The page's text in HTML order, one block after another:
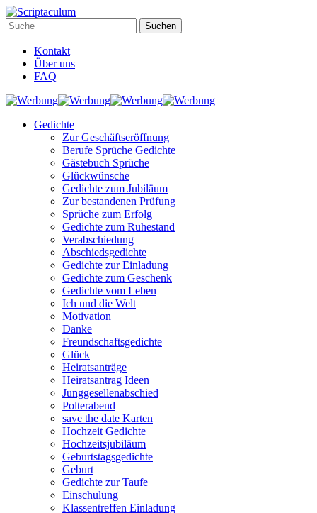
Kontakt
Über uns
FAQ
Gedichte
Zur Geschäftseröffnung
Berufe Sprüche Gedichte
Gästebuch Sprüche
Glückwünsche
Gedichte zum Jubiläum
Zur bestandenen Prüfung
Sprüche zum Erfolg
Gedichte zum Ruhestand
Verabschiedung
Abschiedsgedichte
Gedichte zur Einladung
Gedichte zum Geschenk
Gedichte vom Leben
Ich und die Welt
Motivation
Danke
Freundschaftsgedichte
Glück
Heiratsanträge
Heiratsantrag Ideen
Junggesellenabschied
Polterabend
save the date Karten
Hochzeit Gedichte
Hochzeitsjubiläum
Geburtstagsgedichte
Geburt
Gedichte zur Taufe
Einschulung
Klassentreffen Einladung